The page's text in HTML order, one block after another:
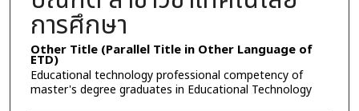
การศึกษา
Other Title (Parallel Title in Other Language of
ETD)
Educational technology professional competency of
master's degree graduates in Educational Technology